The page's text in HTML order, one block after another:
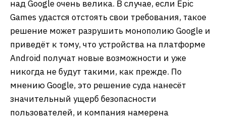
над Google очень велика. В случае, если Epic
Games удастся отстоять свои требования, такое
решение может разрушить монополию Google и
приведёт к тому, что устройства на платформе
Android получат новые возможности и уже
никогда не будут такими, как прежде. По
мнению Google, это решение суда нанесёт
значительный ущерб безопасности
пользователей, и компания намерена